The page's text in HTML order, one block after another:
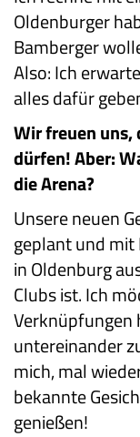
Oldenburger
Bamberger
Also: Ich
alles dafür
Wir freuen uns,
dürfen! Aber:
die Arena?
Unsere neuen
geplant und mit
in Oldenburg
Clubs ist. Ich
Verknüpfungen
untereinander
mich, mal
bekannte
genießen!